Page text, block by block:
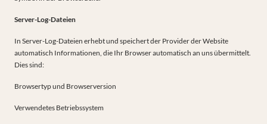
Server-Log-Dateien
In Server-Log-Dateien erhebt und speichert der Provider der Website
automatisch Informationen, die Ihr Browser automatisch an uns übermittelt.
Dies sind:
Browsertyp und Browserversion
Verwendetes Betriebssystem